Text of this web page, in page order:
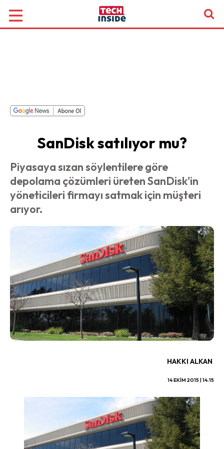
SanDisk satılıyor mu?
Piyasaya sızan söylentilere göre
depolama çözümleri üreten SanDisk'in
yöneticileri firmayı satmak için müşteri
arıyor.
HAKKI ALKAN
14 EKIM 2015 | 14:15